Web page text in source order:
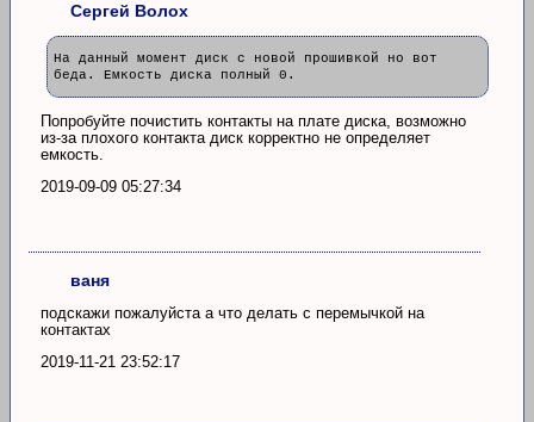
Сергей Волох
На данный момент диск с новой прошивкой но вот
беда. Емкость диска полный 0.
Попробуйте почистить контакты на плате диска, возможно
из-за плохого контакта диск корректно не определяет
емкость.
2019-09-09 05:27:34
ваня
подскажи пожалуйста а что делать с перемычкой на
контактах
2019-11-21 23:52:17